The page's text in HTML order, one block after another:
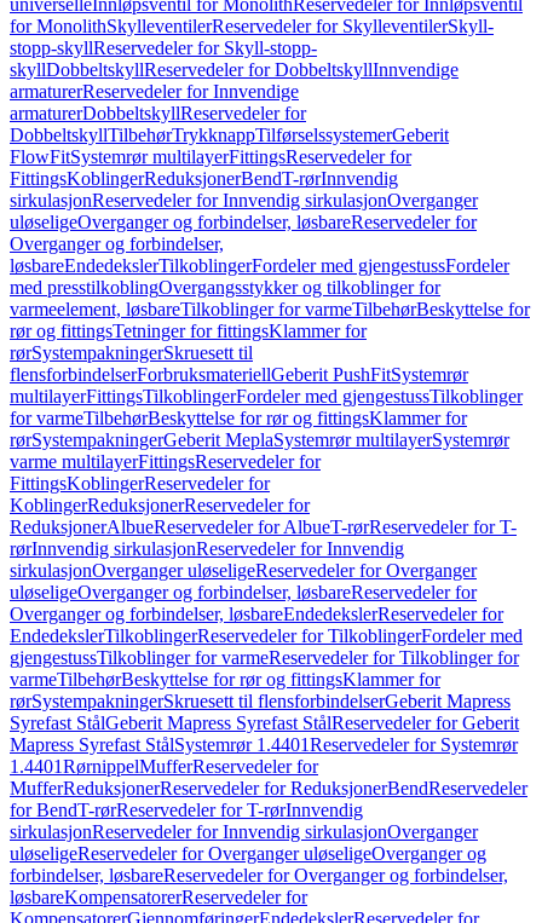
universelleInnløpsventil for MonolithReservedeler for Innløpsventil
for MonolithSkylleventilerReservedeler for SkylleventilerSkyll-
stopp-skyllReservedeler for Skyll-stopp-
skyllDobbeltskyllReservedeler for DobbeltskyllInnvendige
armaturerReservedeler for Innvendige
armaturerDobbeltskyllReservedeler for
DobbeltskyllTilbehørTrykknappTilførselssystemerGeberit
FlowFitSystemrør multilayerFittingsReservedeler for
FittingsKoblingerReduksjonerBendT-rørInnvendig
sirkulasjonReservedeler for Innvendig sirkulasjonOverganger
uløseligeOverganger og forbindelser, løsbareReservedeler for
Overganger og forbindelser,
løsbareEndedekslerTilkoblingerFordeler med gjengestussFordeler
med presstilkoblingOvergangsstykker og tilkoblinger for
varmeelement, løsbareTilkoblinger for varmeTilbehørBeskyttelse for
rør og fittingsTetninger for fittingsKlammer for
rørSystempakningerSkruesett til
flensforbindelserForbruksmateriellGeberit PushFitSystemrør
multilayerFittingsTilkoblingerFordeler med gjengestussTilkoblinger
for varmeTilbehørBeskyttelse for rør og fittingsKlammer for
rørSystempakningerGeberit MeplaSystemrør multilayerSystemrør
varme multilayerFittingsReservedeler for
FittingsKoblingerReservedeler for
KoblingerReduksjonerReservedeler for
ReduksjonerAlbueReservedeler for AlbueT-rørReservedeler for T-
rørInnvendig sirkulasjonReservedeler for Innvendig
sirkulasjonOverganger uløseligeReservedeler for Overganger
uløseligeOverganger og forbindelser, løsbareReservedeler for
Overganger og forbindelser, løsbareEndedekslerReservedeler for
EndedekslerTilkoblingerReservedeler for TilkoblingerFordeler med
gjengestussTilkoblinger for varmeReservedeler for Tilkoblinger for
varmeTilbehørBeskyttelse for rør og fittingsKlammer for
rørSystempakningerSkruesett til flensforbindelserGeberit Mapress
Syrefast StålGeberit Mapress Syrefast StålReservedeler for Geberit
Mapress Syrefast StålSystemrør 1.4401Reservedeler for Systemrør
1.4401RørnippelMufferReservedeler for
MufferReduksjonerReservedeler for ReduksjonerBendReservedeler
for BendT-rørReservedeler for T-rørInnvendig
sirkulasjonReservedeler for Innvendig sirkulasjonOverganger
uløseligeReservedeler for Overganger uløseligeOverganger og
forbindelser, løsbareReservedeler for Overganger og forbindelser,
løsbareKompensatorerReservedeler for
KompensatorerGjennomføringerEndedekslerReservedeler for